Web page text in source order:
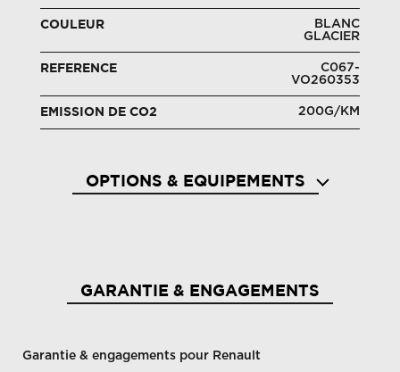
COULEUR
BLANC
GLACIER
REFERENCE
C067-
VO260353
EMISSION DE CO2 200G/KM
OPTIONS & EQUIPEMENTS
GARANTIE & ENGAGEMENTS
Garantie & engagements pour Renault